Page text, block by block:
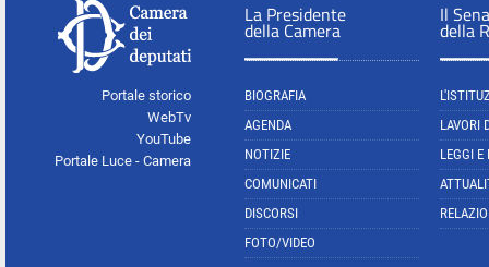
Portale storico
WebTv
YouTube
Portale Luce - Camera
La Presidente
della Camera
BIOGRAFIA
AGENDA
NOTIZIE
COMUNICATI
DISCORSI
FOTO/VIDEO
Il
della
LAVORI
LEGGI E